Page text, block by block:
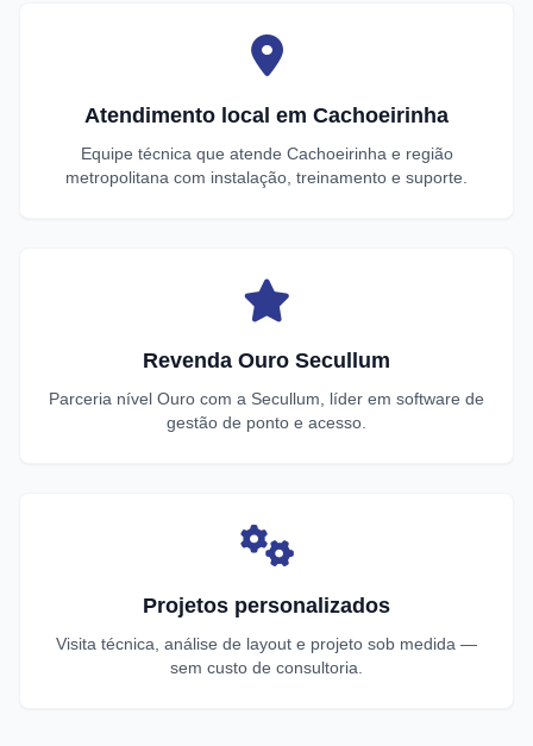
Atendimento local em Cachoeirinha
Equipe técnica que atende Cachoeirinha e região
metropolitana com instalação, treinamento e suporte.
Revenda Ouro Secullum
Parceria nível Ouro com a Secullum, líder em software de
gestão de ponto e acesso.
Projetos personalizados
Visita técnica, análise de layout e projeto sob medida —
sem custo de consultoria.